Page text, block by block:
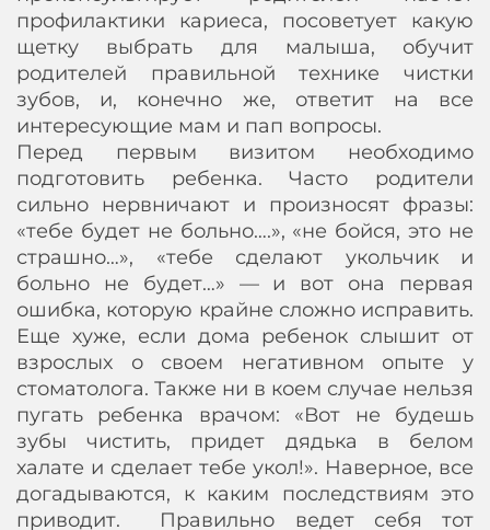
профилактики кариеса, посоветует какую
щетку выбрать для малыша, обучит
родителей правильной технике чистки
зубов, и, конечно же, ответит на все
интересующие мам и пап вопросы.
Перед первым визитом необходимо
подготовить ребенка. Часто родители
сильно нервничают и произносят фразы:
«тебе будет не больно….», «не бойся, это не
страшно…», «тебе сделают укольчик и
больно не будет…» — и вот она первая
ошибка, которую крайне сложно исправить.
Еще хуже, если дома ребенок слышит от
взрослых о своем негативном опыте у
стоматолога. Также ни в коем случае нельзя
пугать ребенка врачом: «Вот не будешь
зубы чистить, придет дядька в белом
халате и сделает тебе укол!». Наверное, все
догадываются, к каким последствиям это
приводит. Правильно ведет себя тот